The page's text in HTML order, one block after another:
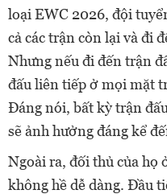
loại EWC 2026, đội
cả các trận còn lại và đi
Nhưng nếu đi đến trận
đấu liên tiếp ở mọi mặt
Đáng nói, bất kỳ trận
sẽ ảnh hưởng đáng kể
Ngoài ra, đối thủ của họ
không hề dễ dàng. Đầu